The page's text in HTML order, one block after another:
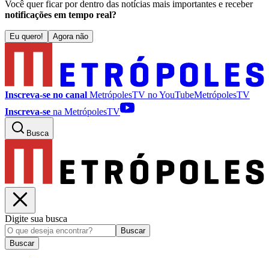
Você quer ficar por dentro das notícias mais importantes e receber
notificações em tempo real?
Eu quero! Agora não
Inscreva-se no canal MetrópolesTV noYouTubeMetrópolesTV
Inscreva-se na MetrópolesTV
Busca
Digite sua busca
Buscar
Buscar